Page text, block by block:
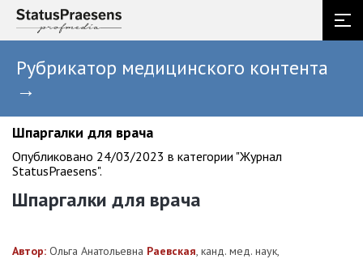
Рубрикатор медицинского контента
→
Шпаргалки для врача
Опубликовано 24/03/2023 в категории "Журнал
StatusPraesens".
Шпаргалки для врача
Автор: Ольга Анатольевна Раевская, канд. мед. наук,